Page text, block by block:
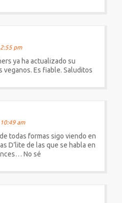
pm
ya ha actualizado su
veganos. Es fiable. Saluditos
am
todas formas sigo viendo en
D’lite de las que se habla en
No sé